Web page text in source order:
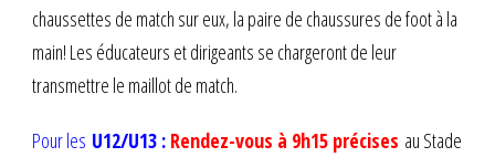
chaussettes de match sur eux, la paire de chaussures de foot à la
main! Les éducateurs et dirigeants se chargeront de leur
transmettre le maillot de match.
Pour les U12/U13 : Rendez-vous à 9h15 précises au Stade